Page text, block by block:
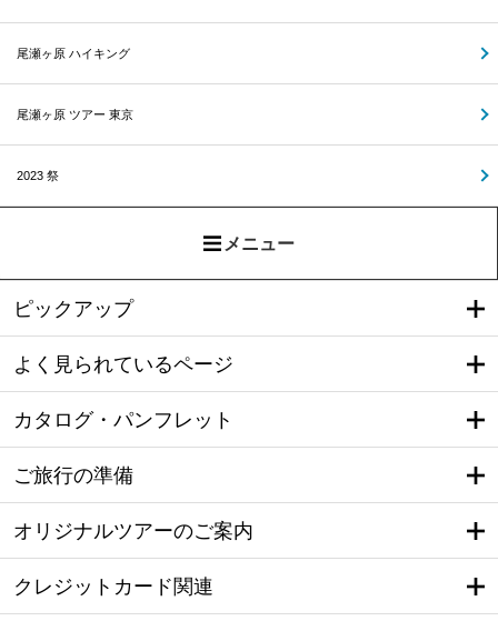
尾瀬ヶ原 ハイキング
尾瀬ヶ原 ツアー 東京
2023 祭
メニュー
ピックアップ
よく見られているページ
カタログ・パンフレット
ご旅行の準備
オリジナルツアーのご案内
クレジットカード関連